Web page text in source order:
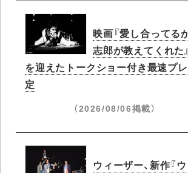
映画『愛し合ってる
志郎が教えてくれた
を迎えたトークショー付き最速プ
定
（2026/08/06掲載）
ウィーザー、新作『